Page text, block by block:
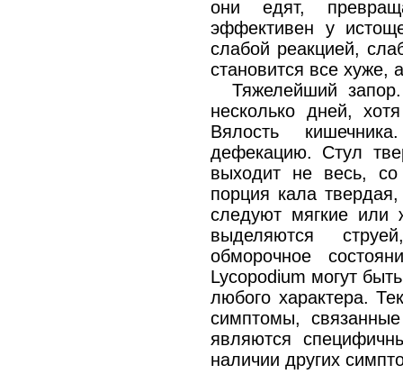
они едят,
эффективен у
слабой реакцией,
становится все хуже,
Тяжелейший
несколько дней,
Вялость
дефекацию. Стул
выходит не весь,
порция кала
следуют мягкие или
выделяются
обморочное
Lycopodium могут
любого характера.
симптомы,
являются
наличии других